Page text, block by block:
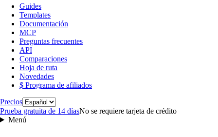
Guides
Templates
Documentación
MCP
Preguntas frecuentes
API
Comparaciones
Hoja de ruta
Novedades
$ Programa de afiliados
PreciosIdioma
Prueba gratuita de 14 díasNo se requiere tarjeta de crédito
Menú